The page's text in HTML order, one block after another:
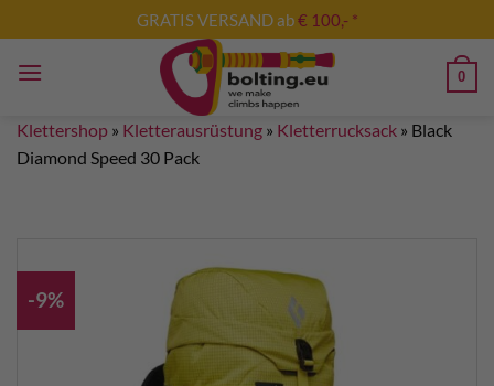
Inhalt
springen
GRATIS VERSAND ab€ 100,- *
0
Klettershop » Kletterausrüstung » Kletterrucksack » Black
Diamond Speed 30 Pack
-9%